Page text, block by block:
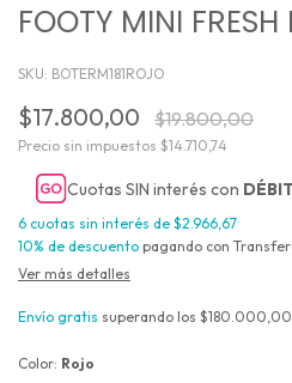
FOOTY MINI
SKU: BOTERM181ROJO
$17.800,00 $19.800,00
Precio sin impuestos $14.710,74
Cuotas SIN interés con
6 cuotas sin interés de $2.966,67
10% de descuento pagando con
Ver más detalles
Envío gratis superando los $180.000,00
Color: Rojo